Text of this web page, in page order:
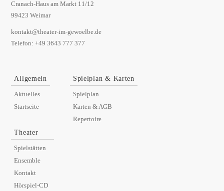
Cranach-Haus am Markt 11/12
99423 Weimar
kontakt@theater-im-gewoelbe.de
Telefon: +49 3643 777 377
Allgemein
Aktuelles
Startseite
Spielplan & Karten
Spielplan
Karten & AGB
Repertoire
Theater
Spielstätten
Ensemble
Kontakt
Hörspiel-CD